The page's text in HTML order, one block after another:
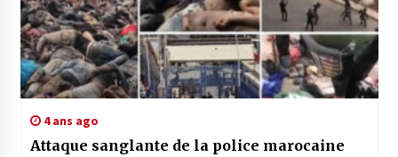
4 ans ago
Attaque sanglante de la police marocaine